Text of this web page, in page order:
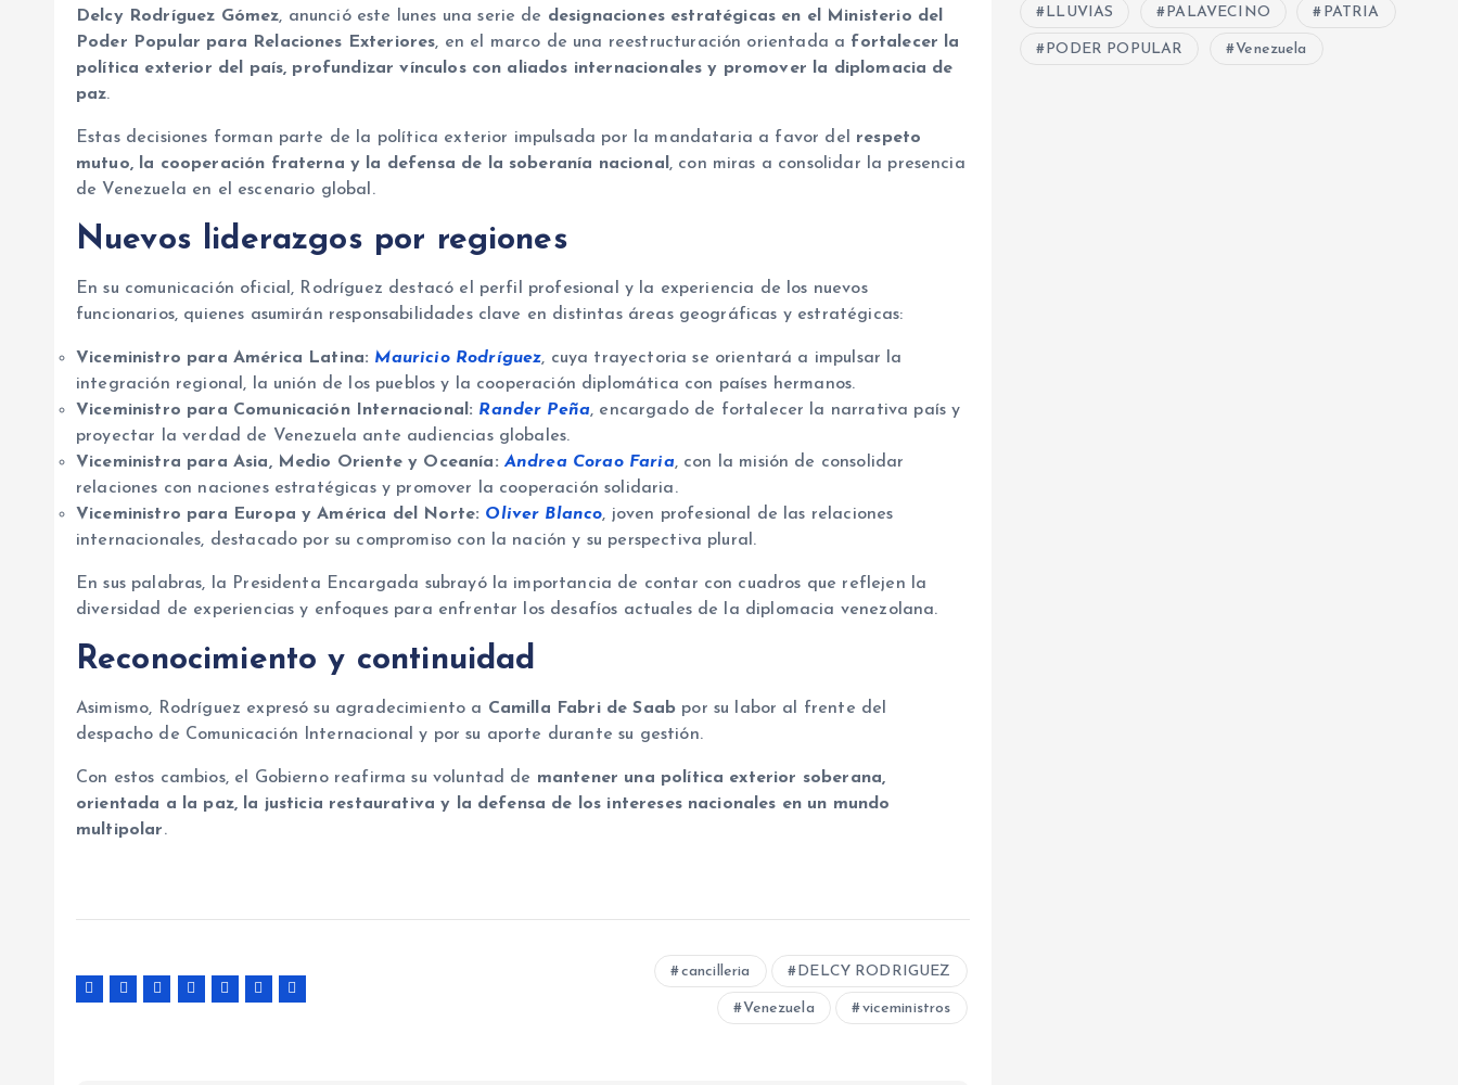
Delcy Rodríguez Gómez, anunció este lunes una serie de designaciones estratégicas en el Ministerio del
Poder Popular para Relaciones Exteriores, en el marco de una reestructuración orientada a fortalecer la
política exterior del país, profundizar vínculos con aliados internacionales y promover la diplomacia de
paz.
Estas decisiones forman parte de la política exterior impulsada por la mandataria a favor del respeto
mutuo, la cooperación fraterna y la defensa de la soberanía nacional , con miras a consolidar la presencia
de Venezuela en el escenario global.
Nuevos liderazgos por regiones
En su comunicación oficial, Rodríguez destacó el perfil profesional y la experiencia de los nuevos
funcionarios, quienes asumirán responsabilidades clave en distintas áreas geográficas y estratégicas:
Viceministro para América Latina: Mauricio Rodríguez, cuya trayectoria se orientará a impulsar la
integración regional, la unión de los pueblos y la cooperación diplomática con países hermanos.
Viceministro para Comunicación Internacional: Rander Peña, encargado de fortalecer la narrativa país y
proyectar la verdad de Venezuela ante audiencias globales.
Viceministra para Asia, Medio Oriente y Oceanía: Andrea Corao Faria, con la misión de consolidar
relaciones con naciones estratégicas y promover la cooperación solidaria.
Viceministro para Europa y América del Norte: Oliver Blanco, joven profesional de las relaciones
internacionales, destacado por su compromiso con la nación y su perspectiva plural.
En sus palabras, la Presidenta Encargada subrayó la importancia de contar con cuadros que reflejen la
diversidad de experiencias y enfoques para enfrentar los desafíos actuales de la diplomacia venezolana.
Reconocimiento y continuidad
Asimismo, Rodríguez expresó su agradecimiento a Camilla Fabri de Saab por su labor al frente del
despacho de Comunicación Internacional y por su aporte durante su gestión.
Con estos cambios, el Gobierno reafirma su voluntad de mantener una política exterior soberana,
orientada a la paz, la justicia restaurativa y la defensa de los intereses nacionales en un mundo
multipolar.
cancilleria DELCY RODRIGUEZ
Venezuela viceministros
LLUVIAS PALAVECINO PATRIA
PODER POPULAR Venezuela